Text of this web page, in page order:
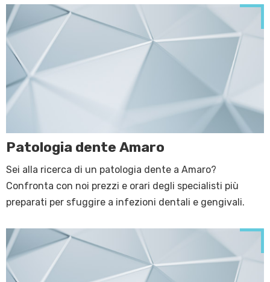
Patologia dente Amaro
Sei alla ricerca di un patologia dente a Amaro?
Confronta con noi prezzi e orari degli specialisti più
preparati per sfuggire a infezioni dentali e gengivali.